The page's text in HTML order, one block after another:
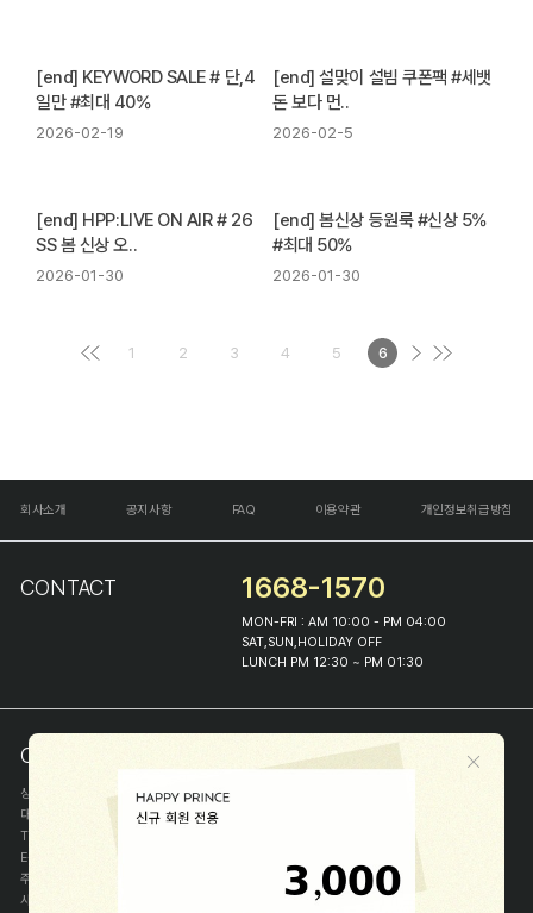
[end] KEYWORD SALE # 단,4
일만 #최대 40%
2026-02-19
[end] 설맞이 설빔 쿠폰팩 #세뱃
돈 보다 먼..
2026-02-5
[end] HPP:LIVE ON AIR # 26
SS 봄 신상 오..
2026-01-30
[end] 봄신상 등원룩 #신상 5%
#최대 50%
2026-01-30
1 2 3 4 5 6
회사소개 공지사항 FAQ 이용약관 개인정보취급방침
CONTACT 1668-1570
MON-FRI : AM 10:00 - PM 04:00
SAT,SUN,HOLIDAY OFF
LUNCH PM 12:30 ~ PM 01:30
COMPANY INFO
상호
(주)해피프린스
대표
이화진
TEL
E-MAIL
주소
사업자등록번호